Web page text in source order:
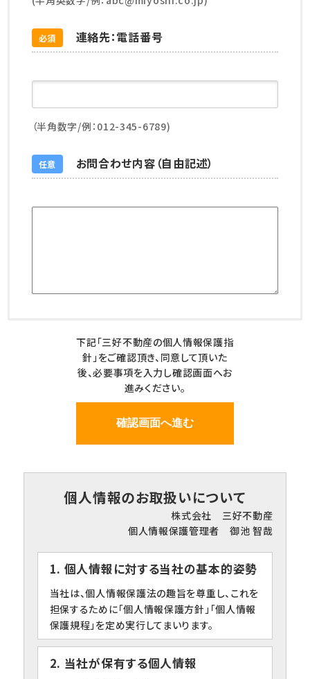
連絡先：電話番号
必須
（半角数字/例：012-345-6789)
お問合わせ内容（自由記述）
任意
下記「三好不動産の個人情報保護指
針」をご確認頂き、同意して頂いた
後、必要事項を入力し確認画面へお
進みください。
個人情報のお取扱いについて
株式会社 三好不動産
個人情報保護管理者 御池 智哉
1. 個人情報に対する当社の基本的姿勢
当社は、個人情報保護法の趣旨を尊重し、これを
担保するために「個人情報保護方針」「個人情報
保護規程」を定め実行してまいります。
2. 当社が保有する個人情報